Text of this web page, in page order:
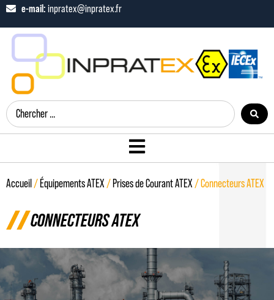
e-mail:inpratex@inpratex.fr
Accueil/Équipements ATEX /Prises de Courant ATEX / Connecteurs ATEX
CONNECTEURS ATEX